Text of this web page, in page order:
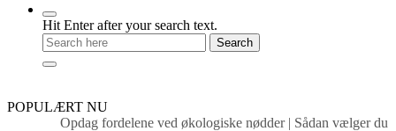
Hit Enter after your search text.
POPULÆRT NU
Opdag fordelene ved økologiske nødder| Sådan vælger du